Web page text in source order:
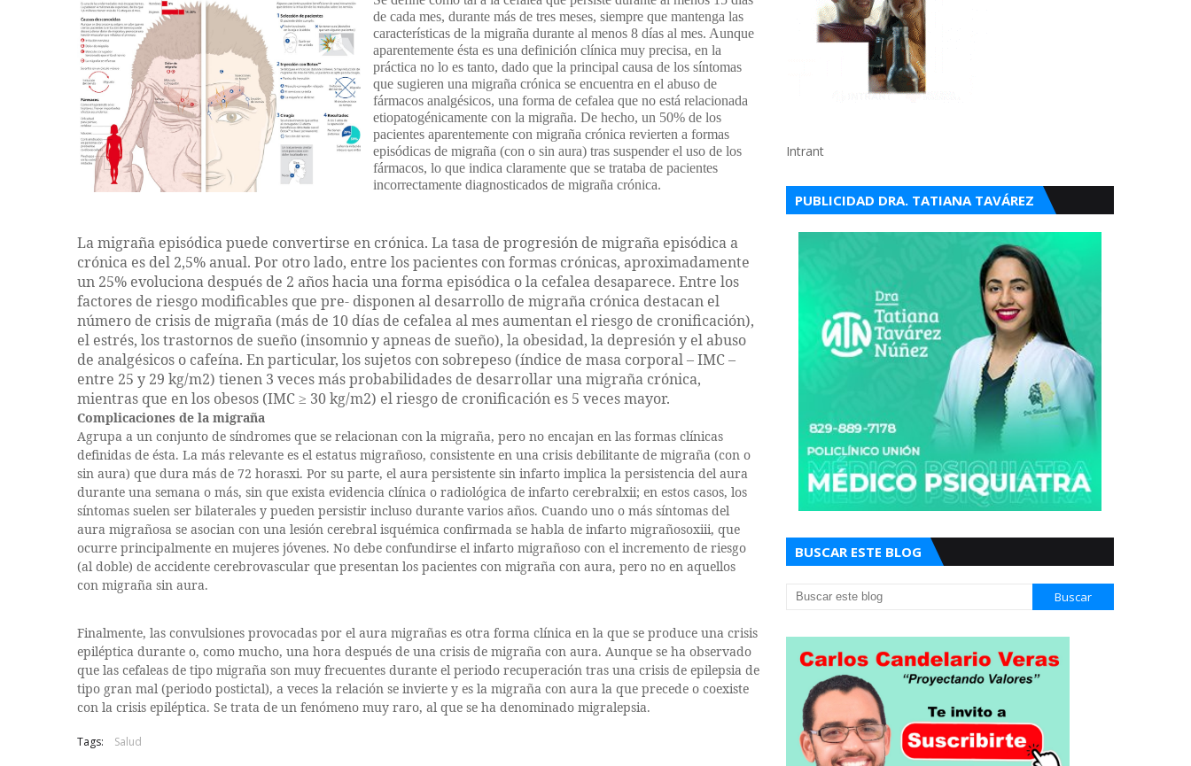
de cada mes, durante más de tres meses, siempre que mantenga las
características de la migraña durante al menos 8 días al mes. Aunque
aparentemente ésta es una definición clínica muy precisa, en la
práctica no lo es tanto, dado que la principal causa de los síntomas
que sugieren una migraña crónica se encuentra en el abuso de
fármacos analgésicos, una forma de cefalea que no está relacionada
etiopatogénicamente con la migraña. De hecho, un 50% de los
pacientes aparentemente con migraña crónica revierten a formas
episódicas de migraña (con o sin aura) tras suspender el uso de los
fármacos, lo que indica claramente que se trataba de pacientes
incorrectamente diagnosticados de migraña crónica.
La migraña episódica puede convertirse en crónica. La tasa de progresión de migraña episódica a
crónica es del 2,5% anual. Por otro lado, entre los pacientes con formas crónicas, aproximadamente
un 25% evoluciona después de 2 años hacia una forma episódica o la cefalea desaparece. Entre los
factores de riesgo modificables que pre- disponen al desarrollo de migraña crónica destacan el
número de crisis de migraña (más de 10 días de cefalea al mes aumentan el riesgo de cronificación),
el estrés, los trastornos de sueño (insomnio y apneas de sueño), la obesidad, la depresión y el abuso
de analgésicos o cafeína. En particular, los sujetos con sobrepeso (índice de masa corporal – IMC –
entre 25 y 29 kg/m2) tienen 3 veces más probabilidades de desarrollar una migraña crónica,
mientras que en los obesos (IMC ≥ 30 kg/m2) el riesgo de cronificación es 5 veces mayor.
Complicaciones de la migraña
Agrupa a un conjunto de síndromes que se relacionan con la migraña, pero no encajan en las formas clínicas
definidas de ésta. La más relevante es el estatus migrañoso, consistente en una crisis debilitante de migraña (con o
sin aura) que dura más de 72 horasxi. Por su parte, el aura persistente sin infarto implica la persistencia del aura
durante una semana o más, sin que exista evidencia clínica o radiológica de infarto cerebralxii; en estos casos, los
síntomas suelen ser bilaterales y pueden persistir incluso durante varios años. Cuando uno o más síntomas del
aura migrañosa se asocian con una lesión cerebral isquémica confirmada se habla de infarto migrañosoxiii, que
ocurre principalmente en mujeres jóvenes. No debe confundirse el infarto migrañoso con el incremento de riesgo
(al doble) de accidente cerebrovascular que presentan los pacientes con migraña con aura, pero no en aquellos
con migraña sin aura.
Finalmente, las convulsiones provocadas por el aura migrañas es otra forma clínica en la que se produce una crisis
epiléptica durante o, como mucho, una hora después de una crisis de migraña con aura. Aunque se ha observado
que las cefaleas de tipo migraña son muy frecuentes durante el periodo recuperación tras una crisis de epilepsia de
tipo gran mal (periodo postictal), a veces la relación se invierte y es la migraña con aura la que precede o coexiste
con la crisis epiléptica. Se trata de un fenómeno muy raro, al que se ha denominado migralepsia.
Tags: Salud
Intrant
PUBLICIDAD DRA. TATIANA TAVÁREZ
BUSCAR ESTE BLOG